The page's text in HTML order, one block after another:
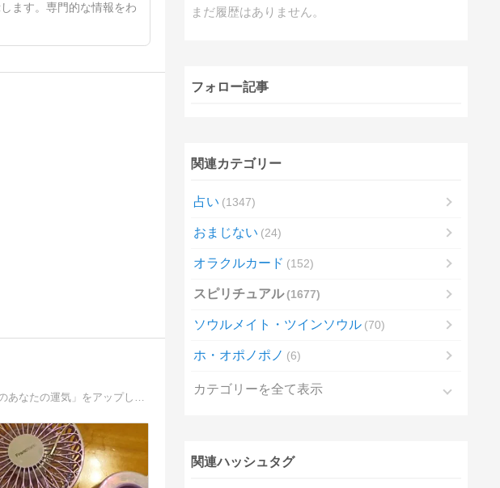
ます。専門的な情報をわ
3億２千万アクセスを越えた「スピリチュアル」と「開運」のブログです。「幸せや開運を望む方」や「今のあなたの運気」をアップしたい方にお勧めです。
まだ履歴はありません。
フォロー記事
関連カテゴリー
占い 1347
おまじない 24
オラクルカード 152
スピリチュアル 1677
ソウルメイト・ツインソウル 70
ホ・オポノポノ 6
カテゴリーを全て表示
関連ハッシュタグ